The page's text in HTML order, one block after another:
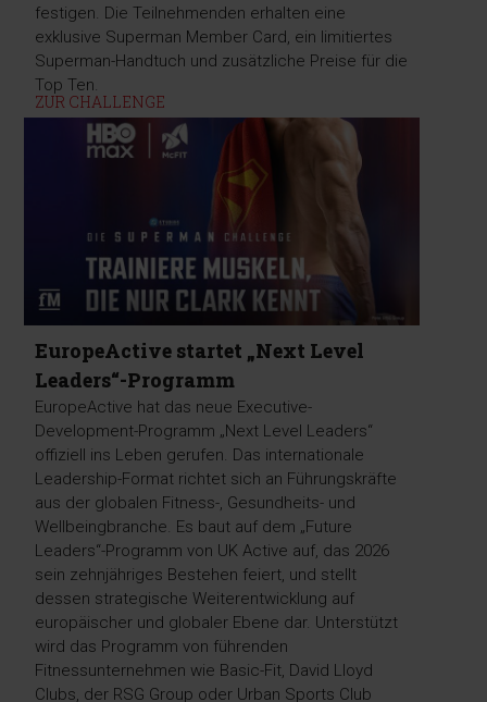
festigen. Die Teilnehmenden erhalten eine
exklusive Superman Member Card, ein limitiertes
Superman-Handtuch und zusätzliche Preise für die
Top Ten.
ZUR CHALLENGE
EuropeActive startet „Next Level
Leaders“-Programm
EuropeActive hat das neue Executive-
Development-Programm „Next Level Leaders“
offiziell ins Leben gerufen. Das internationale
Leadership-Format richtet sich an Führungskräfte
aus der globalen Fitness-, Gesundheits- und
Wellbeingbranche. Es baut auf dem „Future
Leaders“-Programm von UK Active auf, das 2026
sein zehnjähriges Bestehen feiert, und stellt
dessen strategische Weiterentwicklung auf
europäischer und globaler Ebene dar. Unterstützt
wird das Programm von führenden
Fitnessunternehmen wie Basic-Fit, David Lloyd
Clubs, der RSG Group oder Urban Sports Club